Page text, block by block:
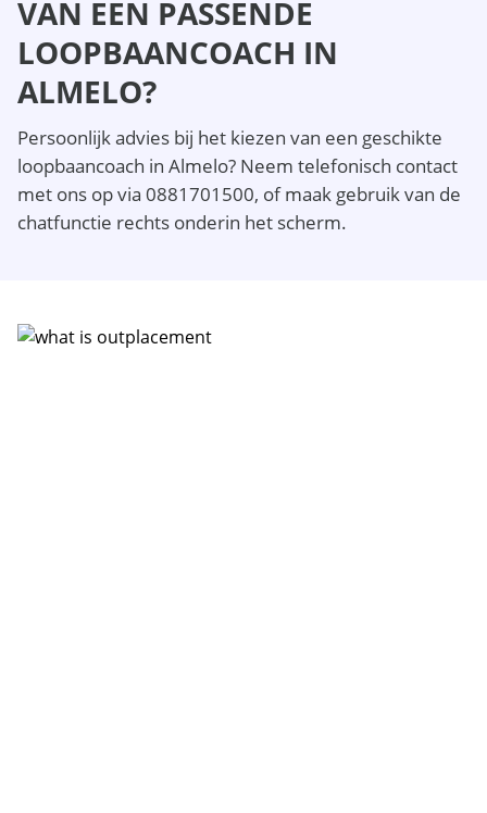
VAN EEN PASSENDE
LOOPBAANCOACH IN
ALMELO?
Persoonlijk advies bij het kiezen van een geschikte
loopbaancoach in Almelo? Neem telefonisch contact
met ons op via 0881701500, of maak gebruik van de
chatfunctie rechts onderin het scherm.